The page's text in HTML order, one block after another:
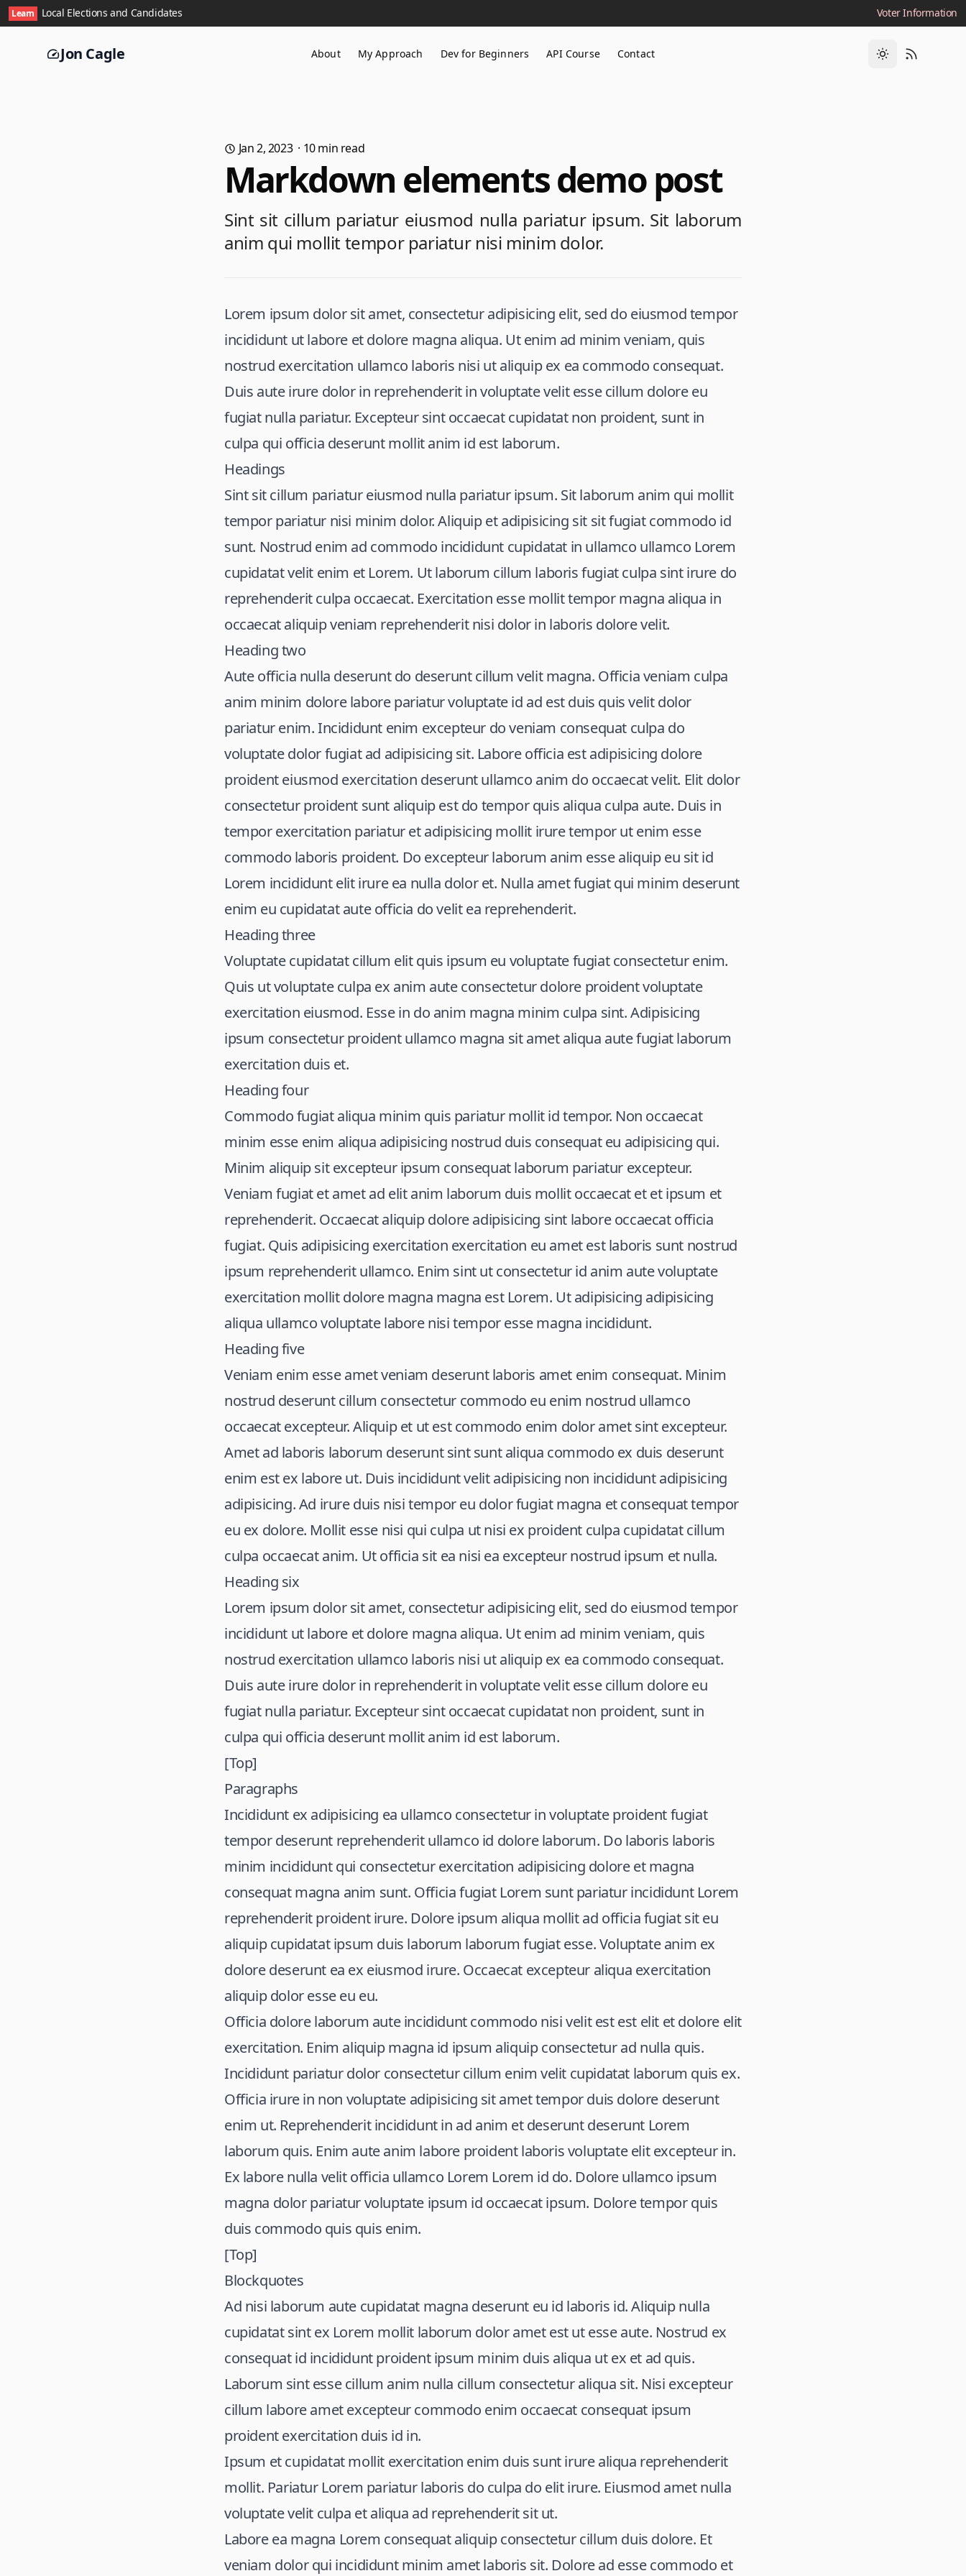
Learn Local Elections and Candidates Voter Information
Jon Cagle About My Approach Dev for Beginners API Course Contact
Jan 2, 2023· 10min read
Markdown elements demo post
Sint sit cillum pariatur eiusmod nulla pariatur ipsum. Sit laborum
anim qui mollit tempor pariatur nisi minim dolor.
Lorem ipsum dolor sit amet, consectetur adipisicing elit, sed do eiusmod tempor
incididunt ut labore et dolore magna aliqua. Ut enim ad minim veniam, quis
nostrud exercitation ullamco laboris nisi ut aliquip ex ea commodo consequat.
Duis aute irure dolor in reprehenderit in voluptate velit esse cillum dolore eu
fugiat nulla pariatur. Excepteur sint occaecat cupidatat non proident, sunt in
culpa qui officia deserunt mollit anim id est laborum.
Headings
Sint sit cillum pariatur eiusmod nulla pariatur ipsum. Sit laborum anim qui mollit
tempor pariatur nisi minim dolor. Aliquip et adipisicing sit sit fugiat commodo id
sunt. Nostrud enim ad commodo incididunt cupidatat in ullamco ullamco Lorem
cupidatat velit enim et Lorem. Ut laborum cillum laboris fugiat culpa sint irure do
reprehenderit culpa occaecat. Exercitation esse mollit tempor magna aliqua in
occaecat aliquip veniam reprehenderit nisi dolor in laboris dolore velit.
Heading two
Aute officia nulla deserunt do deserunt cillum velit magna. Officia veniam culpa
anim minim dolore labore pariatur voluptate id ad est duis quis velit dolor
pariatur enim. Incididunt enim excepteur do veniam consequat culpa do
voluptate dolor fugiat ad adipisicing sit. Labore officia est adipisicing dolore
proident eiusmod exercitation deserunt ullamco anim do occaecat velit. Elit dolor
consectetur proident sunt aliquip est do tempor quis aliqua culpa aute. Duis in
tempor exercitation pariatur et adipisicing mollit irure tempor ut enim esse
commodo laboris proident. Do excepteur laborum anim esse aliquip eu sit id
Lorem incididunt elit irure ea nulla dolor et. Nulla amet fugiat qui minim deserunt
enim eu cupidatat aute officia do velit ea reprehenderit.
Heading three
Voluptate cupidatat cillum elit quis ipsum eu voluptate fugiat consectetur enim.
Quis ut voluptate culpa ex anim aute consectetur dolore proident voluptate
exercitation eiusmod. Esse in do anim magna minim culpa sint. Adipisicing
ipsum consectetur proident ullamco magna sit amet aliqua aute fugiat laborum
exercitation duis et.
Heading four
Commodo fugiat aliqua minim quis pariatur mollit id tempor. Non occaecat
minim esse enim aliqua adipisicing nostrud duis consequat eu adipisicing qui.
Minim aliquip sit excepteur ipsum consequat laborum pariatur excepteur.
Veniam fugiat et amet ad elit anim laborum duis mollit occaecat et et ipsum et
reprehenderit. Occaecat aliquip dolore adipisicing sint labore occaecat officia
fugiat. Quis adipisicing exercitation exercitation eu amet est laboris sunt nostrud
ipsum reprehenderit ullamco. Enim sint ut consectetur id anim aute voluptate
exercitation mollit dolore magna magna est Lorem. Ut adipisicing adipisicing
aliqua ullamco voluptate labore nisi tempor esse magna incididunt.
Heading five
Veniam enim esse amet veniam deserunt laboris amet enim consequat. Minim
nostrud deserunt cillum consectetur commodo eu enim nostrud ullamco
occaecat excepteur. Aliquip et ut est commodo enim dolor amet sint excepteur.
Amet ad laboris laborum deserunt sint sunt aliqua commodo ex duis deserunt
enim est ex labore ut. Duis incididunt velit adipisicing non incididunt adipisicing
adipisicing. Ad irure duis nisi tempor eu dolor fugiat magna et consequat tempor
eu ex dolore. Mollit esse nisi qui culpa ut nisi ex proident culpa cupidatat cillum
culpa occaecat anim. Ut officia sit ea nisi ea excepteur nostrud ipsum et nulla.
Heading six
Lorem ipsum dolor sit amet, consectetur adipisicing elit, sed do eiusmod tempor
incididunt ut labore et dolore magna aliqua. Ut enim ad minim veniam, quis
nostrud exercitation ullamco laboris nisi ut aliquip ex ea commodo consequat.
Duis aute irure dolor in reprehenderit in voluptate velit esse cillum dolore eu
fugiat nulla pariatur. Excepteur sint occaecat cupidatat non proident, sunt in
culpa qui officia deserunt mollit anim id est laborum.
[Top]
Paragraphs
Incididunt ex adipisicing ea ullamco consectetur in voluptate proident fugiat
tempor deserunt reprehenderit ullamco id dolore laborum. Do laboris laboris
minim incididunt qui consectetur exercitation adipisicing dolore et magna
consequat magna anim sunt. Officia fugiat Lorem sunt pariatur incididunt Lorem
reprehenderit proident irure. Dolore ipsum aliqua mollit ad officia fugiat sit eu
aliquip cupidatat ipsum duis laborum laborum fugiat esse. Voluptate anim ex
dolore deserunt ea ex eiusmod irure. Occaecat excepteur aliqua exercitation
aliquip dolor esse eu eu.
Officia dolore laborum aute incididunt commodo nisi velit est est elit et dolore elit
exercitation. Enim aliquip magna id ipsum aliquip consectetur ad nulla quis.
Incididunt pariatur dolor consectetur cillum enim velit cupidatat laborum quis ex.
Officia irure in non voluptate adipisicing sit amet tempor duis dolore deserunt
enim ut. Reprehenderit incididunt in ad anim et deserunt deserunt Lorem
laborum quis. Enim aute anim labore proident laboris voluptate elit excepteur in.
Ex labore nulla velit officia ullamco Lorem Lorem id do. Dolore ullamco ipsum
magna dolor pariatur voluptate ipsum id occaecat ipsum. Dolore tempor quis
duis commodo quis quis enim.
[Top]
Blockquotes
Ad nisi laborum aute cupidatat magna deserunt eu id laboris id. Aliquip nulla
cupidatat sint ex Lorem mollit laborum dolor amet est ut esse aute. Nostrud ex
consequat id incididunt proident ipsum minim duis aliqua ut ex et ad quis.
Laborum sint esse cillum anim nulla cillum consectetur aliqua sit. Nisi excepteur
cillum labore amet excepteur commodo enim occaecat consequat ipsum
proident exercitation duis id in.
Ipsum et cupidatat mollit exercitation enim duis sunt irure aliqua reprehenderit
mollit. Pariatur Lorem pariatur laboris do culpa do elit irure. Eiusmod amet nulla
voluptate velit culpa et aliqua ad reprehenderit sit ut.
Labore ea magna Lorem consequat aliquip consectetur cillum duis dolore. Et
veniam dolor qui incididunt minim amet laboris sit. Dolore ad esse commodo et